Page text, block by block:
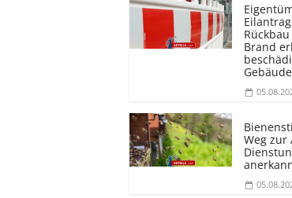
Brand
Weg zur